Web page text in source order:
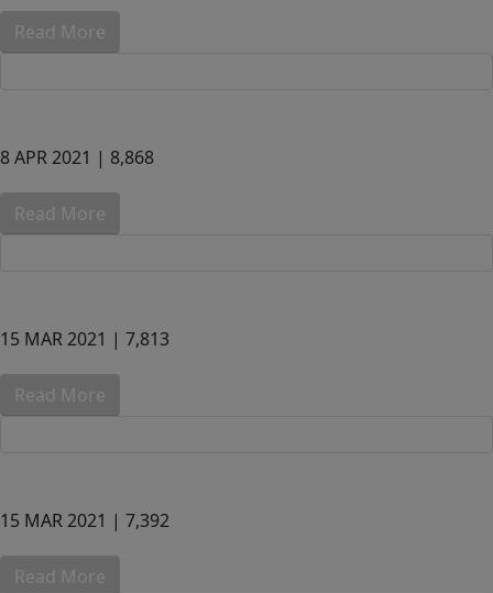
Read More
8 APR 2021 | 8,868
Read More
15 MAR 2021 | 7,813
Read More
15 MAR 2021 | 7,392
Read More